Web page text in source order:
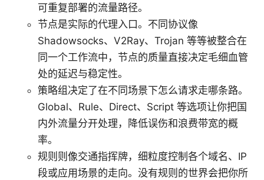
可重复部署的流量路径。
节点是实际的代理入口。不同协议像
Shadowsocks、V2Ray、Trojan 等等被整合在
同一个工作流中，节点的质量直接决定毛细血管
处的延迟与稳定性。
策略组决定了在不同场景下怎么请求走哪条路。
Global、Rule、Direct、Script 等选项让你把国
内外流量分开处理，降低误伤和浪费带宽的概
率。
规则则像交通指挥牌，细粒度控制各个域名、IP
段或应用场景的走向。没有规则的世界会把你所